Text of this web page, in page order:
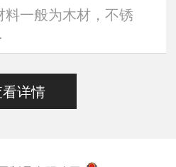
一般为木材，不锈
详情